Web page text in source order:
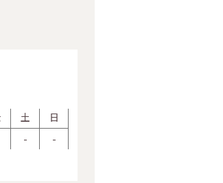
土
日
- -